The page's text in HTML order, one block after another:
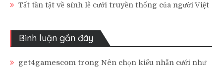
Tất tần tật về sính lễ cưới truyền thống của người Việt
Bình luận gần đây
get4gamescom trong Nên chọn kiểu nhẫn cưới như